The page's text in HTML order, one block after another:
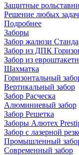
Защитные
Решение любых задач
Подробнее
Заборы
Забор жалюзи
Забор из ДПК
Забор из
Шахматка
Горизонтальный
Вертикальный забор
Забор Расческа
Алюминиевый забор
Забор Решетка
Заборы Алютех
Забор с лазерной
Промышленный
Современный забор